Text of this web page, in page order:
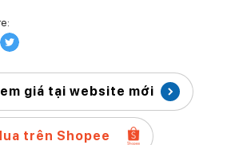
giá tại website mới
trên Shopee